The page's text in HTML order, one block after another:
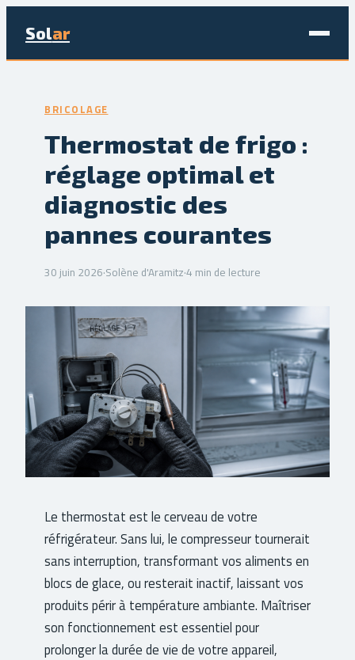
Solar
Bricolage
Écologie & Énergie
Jardinage
Immobilier
BRICOLAGE
Thermostat de frigo :
réglage optimal et
diagnostic des
pannes courantes
30 juin 2026·Solène d'Aramitz·4 min de lecture
Le thermostat est le cerveau de votre
réfrigérateur. Sans lui, le compresseur tournerait
sans interruption, transformant vos aliments en
blocs de glace, ou resterait inactif, laissant vos
produits périr à température ambiante. Maîtriser
son fonctionnement est essentiel pour
prolonger la durée de vie de votre appareil,